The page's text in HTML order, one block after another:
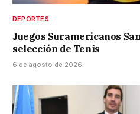
DEPORTES
Juegos Suramericanos
selección de Tenis
6 de agosto de 2026